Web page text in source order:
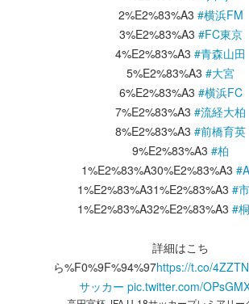
2%E2%83%A3 #横浜FM
3%E2%83%A3 #FC東京
4%E2%83%A3 #青森山田
5%E2%83%A3 #大宮
6%E2%83%A3 #横浜FC
7%E2%83%A3 #流経大柏
8%E2%83%A3 #前橋育英
9%E2%83%A3 #柏
1%E2%83%A30%E2%83%A3
1%E2%83%A31%E2%83%A3 #
1%E2%83%A32%E2%83%A3 #
詳細はこち
ら%F0%9F%94%97https://t.co/
サッカー pic.twitter.com/